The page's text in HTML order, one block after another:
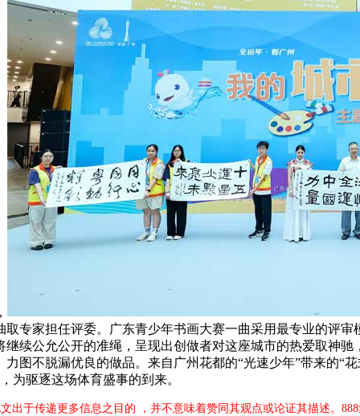
专家担任评委。广东青少年书画大赛一曲采用最专业的评
续公允公开的准绳，呈现出创做者对这座城市的热爱取神
图不脱漏优良的做品。来自广州花都的“光速少年”带来的“
为驱逐这场体育盛事的到来。
出于传递更多信息之目的 ，并不意味着赞同其观点或论证其描述。